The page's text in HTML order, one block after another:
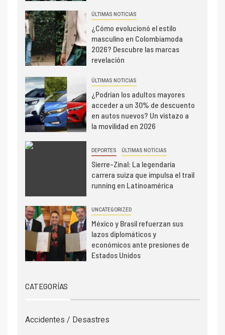
ÚLTIMAS NOTICIAS
¿Cómo evolucionó el estilo
masculino en Colombiamoda
2026? Descubre las marcas
revelación
ÚLTIMAS NOTICIAS
¿Podrían los adultos mayores
acceder a un 30% de descuento
en autos nuevos? Un vistazo a
la movilidad en 2026
DEPORTES ÚLTIMAS NOTICIAS
Sierre-Zinal: La legendaria
carrera suiza que impulsa el trail
running en Latinoamérica
UNCATEGORIZED
México y Brasil refuerzan sus
lazos diplomáticos y
económicos ante presiones de
Estados Unidos
CATEGORÍAS
Accidentes / Desastres